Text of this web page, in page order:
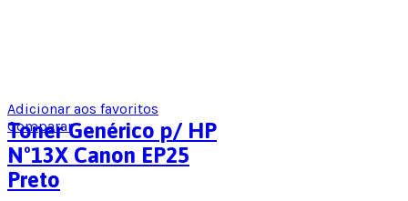
Adicionar aos favoritos
Comparar
Toner Genérico p/ HP
Nº13X Canon EP25
Preto